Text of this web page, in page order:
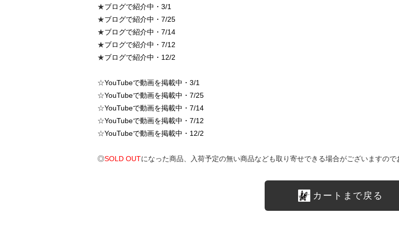
★ブログで紹介中・3/1
★ブログで紹介中・7/25
★ブログで紹介中・7/14
★ブログで紹介中・7/12
★ブログで紹介中・12/2
☆YouTubeで動画を掲載中・3/1
☆YouTubeで動画を掲載中・7/25
☆YouTubeで動画を掲載中・7/14
☆YouTubeで動画を掲載中・7/12
☆YouTubeで動画を掲載中・12/2
◎SOLD OUTになった商品、入荷予定の無い商品なども取り寄せできる場合がございますので
カートまで戻る